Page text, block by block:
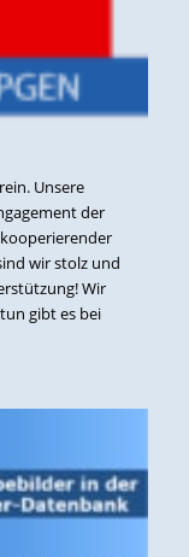
Unsere
der
wir stolz und
Wir
gibt es bei